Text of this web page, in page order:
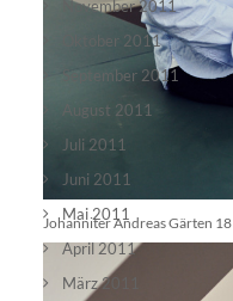
Johanniter Andreas Gärten 18
November 2011
Oktober 2011
September 2011
August 2011
Juli 2011
Juni 2011
Mai 2011
April 2011
März 2011